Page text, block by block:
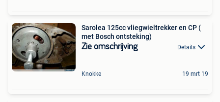
Sarolea 125cc vliegwieltrekker en CP (
met Bosch ontsteking)
Zie omschrijving Details
Knokke 19 mrt 19